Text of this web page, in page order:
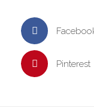
Pinterest